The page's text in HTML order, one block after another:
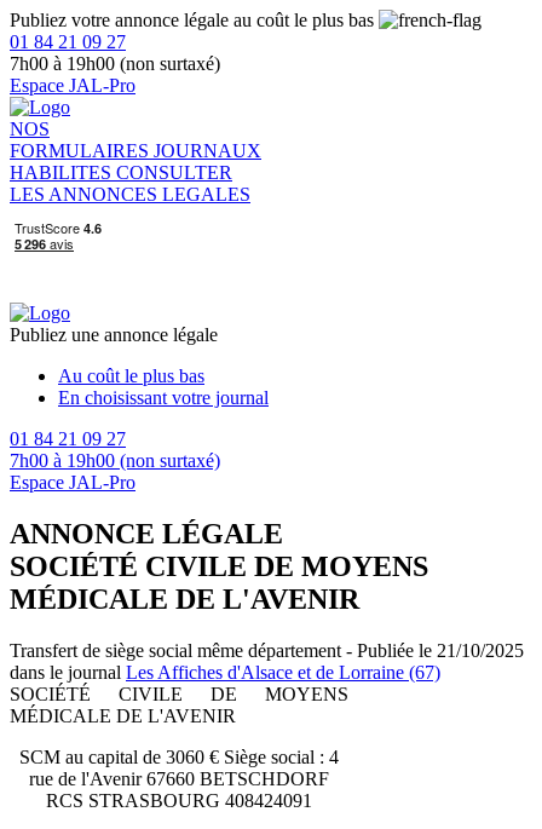
Publiez votre annonce légale au coût le plus bas
01 84 21 09 27
7h00 à 19h00 (non surtaxé)
Espace JAL-Pro
NOS
FORMULAIRES JOURNAUX
HABILITES CONSULTER
LES ANNONCES LEGALES
Publiez une annonce légale
Au coût le plus bas
En choisissant votre journal
01 84 21 09 27
7h00 à 19h00 (non surtaxé)
Espace JAL-Pro
ANNONCE LÉGALE
SOCIÉTÉ CIVILE DE MOYENS
MÉDICALE DE L'AVENIR
Transfert de siège social même département - Publiée le 21/10/2025
dans le journal Les Affiches d'Alsace et de Lorraine (67)
SOCIÉTÉ CIVILE DE MOYENS
MÉDICALE DE L'AVENIR
SCM au capital de 3060 € Siège social : 4
rue de l'Avenir 67660 BETSCHDORF
RCS STRASBOURG 408424091